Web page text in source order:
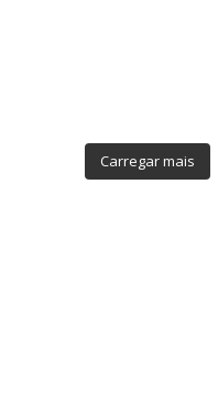
Carregar mais